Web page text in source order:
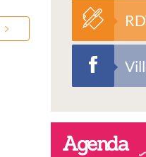
Agenda